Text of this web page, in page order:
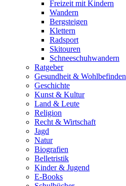
Freizeit mit Kindern
Wandern
Bergsteigen
Klettern
Radsport
Skitouren
Schneeschuhwandern
Ratgeber
Gesundheit & Wohlbefinden
Geschichte
Kunst & Kultur
Land & Leute
Religion
Recht & Wirtschaft
Jagd
Natur
Biografien
Belletristik
Kinder & Jugend
E-Books